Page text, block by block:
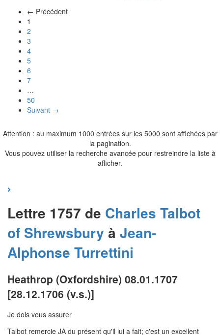
← Précédent
1
2
3
4
5
6
7
…
50
Suivant →
Attention : au maximum 1000 entrées sur les 5000 sont affichées par
la pagination.
Vous pouvez utiliser la recherche avancée pour restreindre la liste à
afficher.
Lettre 1757 de Charles Talbot
of Shrewsbury à Jean-
Alphonse Turrettini
Heathrop (Oxfordshire) 08.01.1707
[28.12.1706 (v.s.)]
Je dois vous assurer
Talbot remercie JA du présent qu'il lui a fait; c'est un excellent